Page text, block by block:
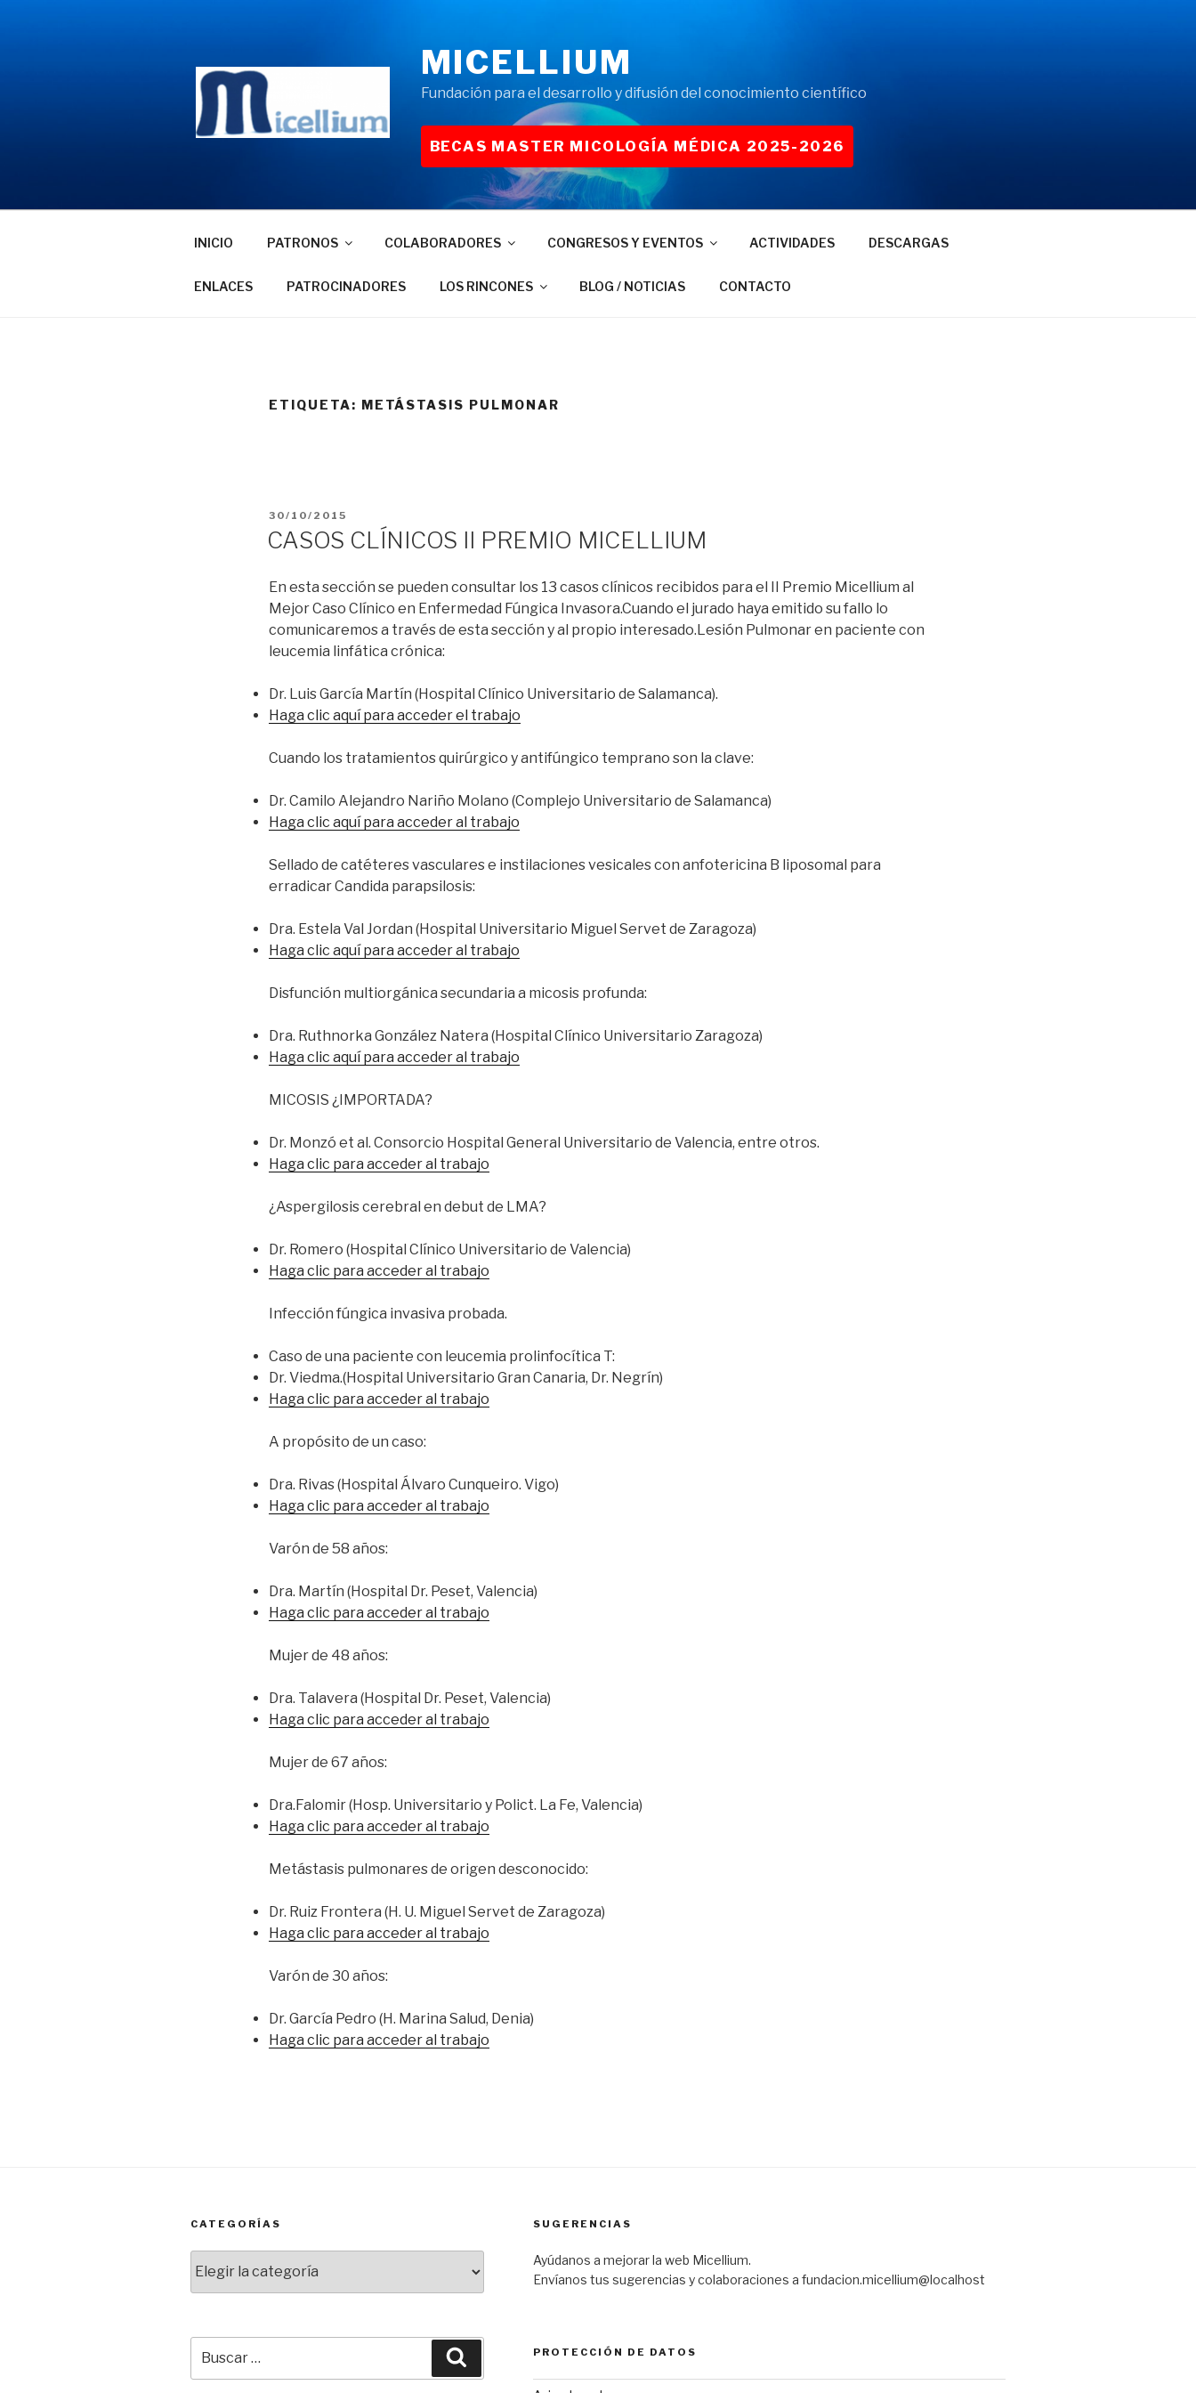
MICELLIUM
Fundación para el desarrollo y difusión del conocimiento científico
BECAS MASTER MICOLOGÍA MÉDICA 2025-2026
INICIO PATRONOS COLABORADORES CONGRESOS Y EVENTOS ACTIVIDADES DESCARGAS
ENLACES PATROCINADORES LOS RINCONES BLOG / NOTICIAS CONTACTO
ETIQUETA: METÁSTASIS PULMONAR
PUBLICADO
30/10/2015
CASOS CLÍNICOS II PREMIO MICELLIUM
En esta sección se pueden consultar los 13 casos clínicos recibidos para el II Premio Micellium al
Mejor Caso Clínico en Enfermedad Fúngica Invasora.Cuando el jurado haya emitido su fallo lo
comunicaremos a través de esta sección y al propio interesado.Lesión Pulmonar en paciente con
leucemia linfática crónica:
Dr. Luis García Martín (Hospital Clínico Universitario de Salamanca).
Haga clic aquí para acceder el trabajo
Cuando los tratamientos quirúrgico y antifúngico temprano son la clave:
Dr. Camilo Alejandro Nariño Molano (Complejo Universitario de Salamanca)
Haga clic aquí para acceder al trabajo
Sellado de catéteres vasculares e instilaciones vesicales con anfotericina B liposomal para
erradicar Candida parapsilosis:
Dra. Estela Val Jordan (Hospital Universitario Miguel Servet de Zaragoza)
Haga clic aquí para acceder al trabajo
Disfunción multiorgánica secundaria a micosis profunda:
Dra. Ruthnorka González Natera (Hospital Clínico Universitario Zaragoza)
Haga clic aquí para acceder al trabajo
MICOSIS ¿IMPORTADA?
Dr. Monzó et al. Consorcio Hospital General Universitario de Valencia, entre otros.
Haga clic para acceder al trabajo
¿Aspergilosis cerebral en debut de LMA?
Dr. Romero (Hospital Clínico Universitario de Valencia)
Haga clic para acceder al trabajo
Infección fúngica invasiva probada.
Caso de una paciente con leucemia prolinfocítica T:
Dr. Viedma.(Hospital Universitario Gran Canaria, Dr. Negrín)
Haga clic para acceder al trabajo
A propósito de un caso:
Dra. Rivas (Hospital Álvaro Cunqueiro. Vigo)
Haga clic para acceder al trabajo
Varón de 58 años:
Dra. Martín (Hospital Dr. Peset, Valencia)
Haga clic para acceder al trabajo
Mujer de 48 años:
Dra. Talavera (Hospital Dr. Peset, Valencia)
Haga clic para acceder al trabajo
Mujer de 67 años:
Dra.Falomir (Hosp. Universitario y Polict. La Fe, Valencia)
Haga clic para acceder al trabajo
Metástasis pulmonares de origen desconocido:
Dr. Ruiz Frontera (H. U. Miguel Servet de Zaragoza)
Haga clic para acceder al trabajo
Varón de 30 años:
Dr. García Pedro (H. Marina Salud, Denia)
Haga clic para acceder al trabajo
CATEGORÍAS
por:
SUGERENCIAS
Ayúdanos a mejorar la web Micellium.
Envíanos tus sugerencias y colaboraciones a fundacion.micellium@localhost
PROTECCIÓN DE DATOS